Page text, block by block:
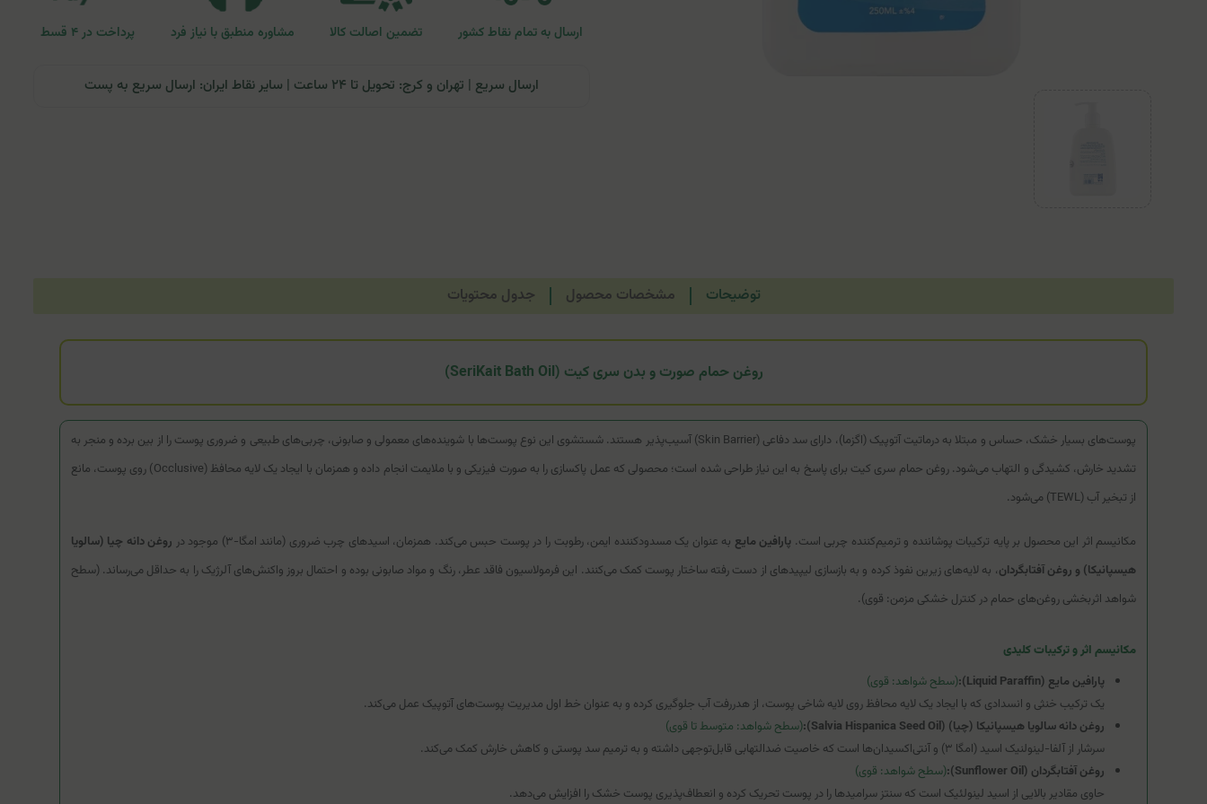
ارسال به تمام نقاط کشور تضمین اصالت کالا مشاوره منطبق با نیاز فرد پرداخت در ۴ قسط
ارسال سریع | تهران و کرج: تحویل تا ۲۴ ساعت | سایر نقاط ایران: ارسال سریع به پست
توضیحات مشخصات محصول جدول محتویات
روغن حمام صورت و بدن سری کیت (SeriKait Bath Oil)
پوست‌های بسیار خشک، حساس و مبتلا به درماتیت آتوپیک (اگزما)، دارای سد دفاعی (Skin Barrier) آسیب‌پذیر هستند. شستشوی این نوع پوست‌ها با شوینده‌های معمولی و صابونی، چربی‌های طبیعی و ضروری پوست را از بین برده و منجر به
تشدید خارش، کشیدگی و التهاب می‌شود. روغن حمام سری کیت برای پاسخ به این نیاز طراحی شده است؛ محصولی که عمل پاکسازی را به صورت فیزیکی و با ملایمت انجام داده و همزمان با ایجاد یک لایه محافظ (Occlusive) روی پوست، مانع
از تبخیر آب (TEWL) می‌شود.
مکانیسم اثر این محصول بر پایه ترکیبات پوشاننده و ترمیم‌کننده چربی است. پارافین مایع به عنوان یک مسدودکننده ایمن، رطوبت را در پوست حبس می‌کند. همزمان، اسیدهای چرب ضروری (مانند امگا-۳) موجود در
روغن دانه چیا (سالویا
هیسپانیکا) و روغن آفتابگردان، به لایه‌های زیرین نفوذ کرده و به بازسازی لیپیدهای از دست رفته ساختار پوست کمک می‌کنند. این فرمولاسیون فاقد عطر، رنگ و مواد صابونی بوده و احتمال بروز واکنش‌های آلرژیک را به حداقل می‌رساند. (سطح
شواهد اثربخشی روغن‌های حمام در کنترل خشکی مزمن: قوی).
مکانیسم اثر و ترکیبات کلیدی
پارافین مایع (Liquid Paraffin):
(سطح شواهد: قوی)
یک ترکیب خنثی و انسدادی که با ایجاد یک لایه محافظ روی لایه شاخی پوست، از هدررفت آب جلوگیری کرده و به عنوان خط اول مدیریت پوست‌های آتوپیک عمل می‌کند.
روغن دانه سالویا هیسپانیکا (چیا) (Salvia Hispanica Seed Oil):
(سطح شواهد: متوسط تا قوی)
سرشار از آلفا-لینولنیک اسید (امگا ۳) و آنتی‌اکسیدان‌ها است که خاصیت ضدالتهابی قابل‌توجهی داشته و به ترمیم سد پوستی و کاهش خارش کمک می‌کند.
روغن آفتابگردان (Sunflower Oil):
(سطح شواهد: قوی)
حاوی مقادیر بالایی از اسید لینولئیک است که سنتز سرامیدها را در پوست تحریک کرده و انعطاف‌پذیری پوست خشک را افزایش می‌دهد.